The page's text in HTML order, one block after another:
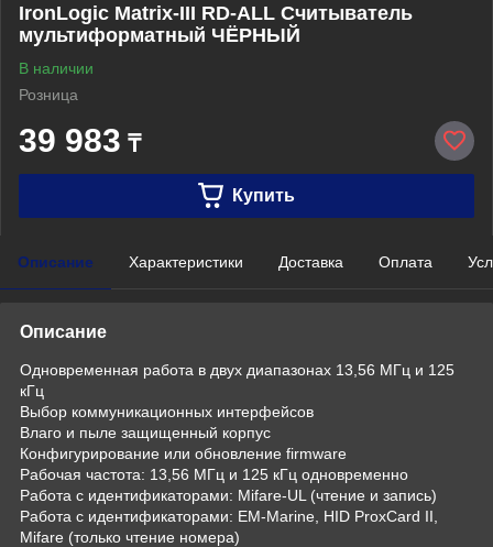
IronLogic Matrix-III RD-ALL Считыватель
мультиформатный ЧЁРНЫЙ
В наличии
Розница
39 983 ₸
Купить
Описание Характеристики Доставка Оплата
Описание
Одновременная работа в двух диапазонах 13,56 МГц и 125
кГц
Выбор коммуникационных интерфейсов
Влаго и пыле защищенный корпус
Конфигурирование или обновление firmware
Рабочая частота: 13,56 МГц и 125 кГц одновременно
Работа с идентификаторами: Mifare-UL (чтение и запись)
Работа с идентификаторами: EM-Marine, HID ProxCard II,
Mifare (только чтение номера)